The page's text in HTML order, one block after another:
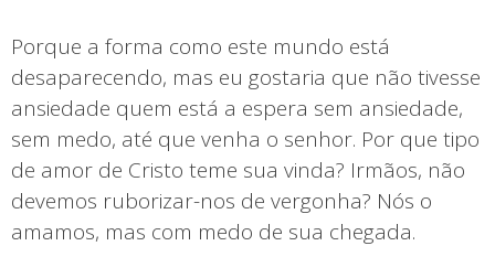
Porque a forma como este mundo está
desaparecendo, mas eu gostaria que não tivesse
ansiedade quem está a espera sem ansiedade,
sem medo, até que venha o senhor. Por que tipo
de amor de Cristo teme sua vinda? Irmãos, não
devemos ruborizar-nos de vergonha? Nós o
amamos, mas com medo de sua chegada.